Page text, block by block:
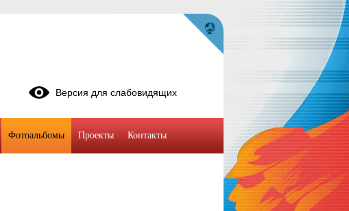
Версия для слабовидящих
Фотоальбомы Проекты Контакты